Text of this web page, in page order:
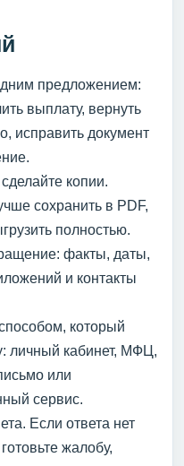
предложением:
выплату, вернуть
исправить документ
копии.
сохранить в PDF,
полностью.
факты, даты,
и контакты
который
личный кабинет, МФЦ,
или
сервис.
Если ответа нет
жалобу,